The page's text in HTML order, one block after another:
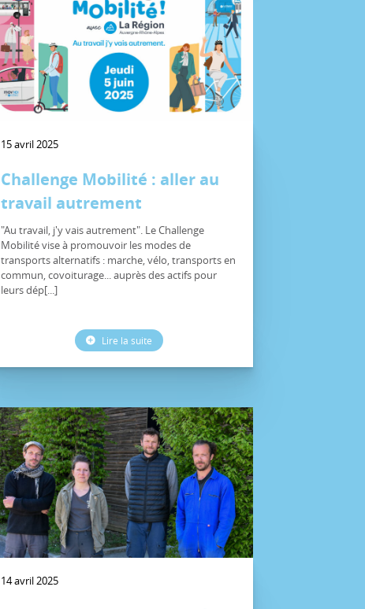
15 avril 2025
Challenge Mobilité : aller au
travail autrement
"Au travail, j'y vais autrement". Le Challenge
Mobilité vise à promouvoir les modes de
transports alternatifs : marche, vélo, transports en
commun, covoiturage... auprès des actifs pour
leurs dép[...]
Lire la suite
14 avril 2025